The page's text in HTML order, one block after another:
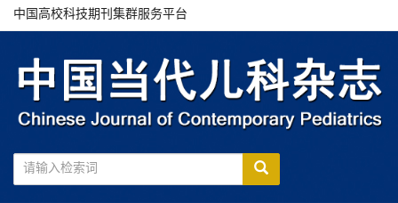
中国高校科技期刊集群服务平台